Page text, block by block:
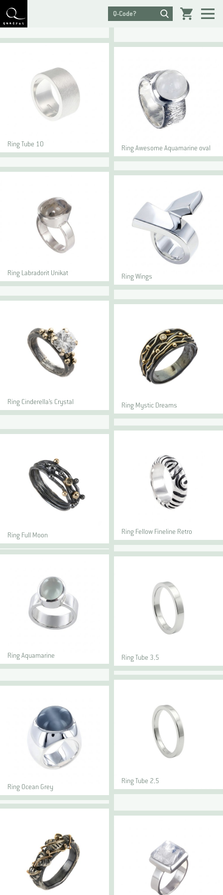
Ring Tube 10 Ring Awesome Aquamarine oval
Ring Labradorit Unikat Ring Wings
Ring Cinderella’s Crystal Ring Mystic Dreams
Ring Full Moon Ring Fellow Fineline Retro
Ring Aquamarine Ring Tube 3.5
Ring Ocean Grey
Ring Tube 2.5